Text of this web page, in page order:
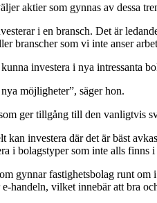
aktier som gynnas av dessa
i en bransch. Det är
branscher som vi inte anser
investera i nya intressanta
möjligheter”, säger hon.
ger tillgång till den vanligtvis
kan investera där det är bäst
i bolagstyper som inte alls finns
gynnar fastighetsbolag runt
handeln, vilket innebär att bra